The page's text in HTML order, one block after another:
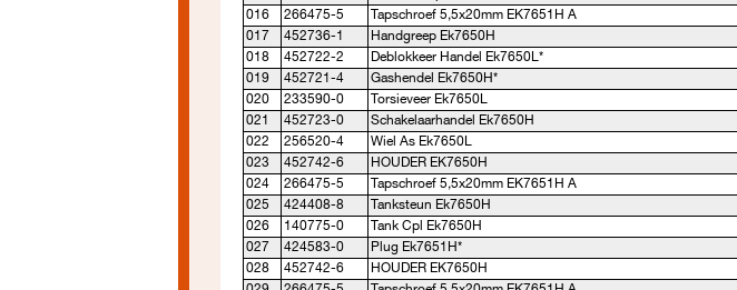
016
266475-5
Tapschroef 5,5x20mm EK7651H A
017
452736-1
Handgreep Ek7650H
018
452722-2
Deblokkeer Handel Ek7650L*
019
452721-4
Gashendel Ek7650H*
020
233590-0
Torsieveer Ek7650L
021
452723-0
Schakelaarhandel Ek7650H
022
256520-4
Wiel As Ek7650L
023
452742-6
HOUDER EK7650H
024
266475-5
Tapschroef 5,5x20mm EK7651H A
025
424408-8
Tanksteun Ek7650H
026
140775-0
Tank Cpl Ek7650H
027
424583-0
Plug Ek7651H*
028
452742-6
HOUDER EK7650H